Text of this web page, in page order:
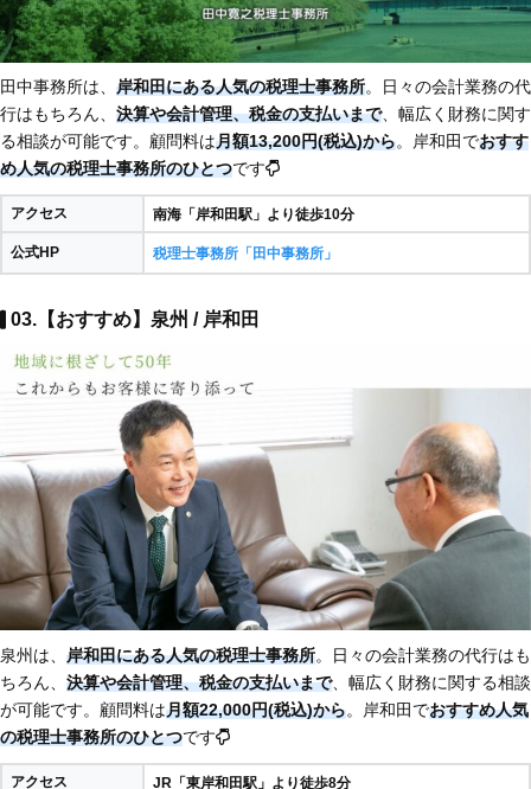
田中事務所は、 岸和田にある人気の税理士事務所。日々の会計業務の代
行はもちろん、 決算や会計管理、税金の支払いまで、幅広く財務に関す
る相談が可能です。顧問料は月額13,200円(税込)から。岸和田でおすす
め人気の税理士事務所のひとつです
アクセス 南海「岸和田駅」より徒歩10分
公式HP 税理士事務所「田中事務所」
03.【おすすめ】泉州 / 岸和田
泉州は、 岸和田にある人気の税理士事務所。日々の会計業務の代行はも
ちろん、 決算や会計管理、税金の支払いまで、幅広く財務に関する相談
が可能です。顧問料は月額22,000円(税込)から。岸和田でおすすめ人気
の税理士事務所のひとつです
アクセス JR「東岸和田駅」より徒歩8分